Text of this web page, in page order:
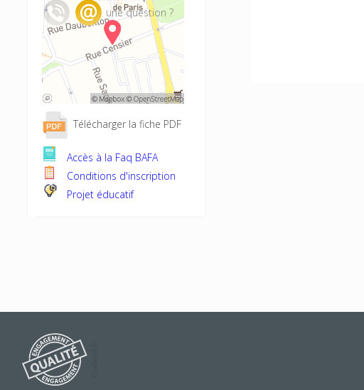
Télécharger la fiche PDF
Accès à la Faq BAFA
Conditions d'inscription
Projet éducatif
une question ?